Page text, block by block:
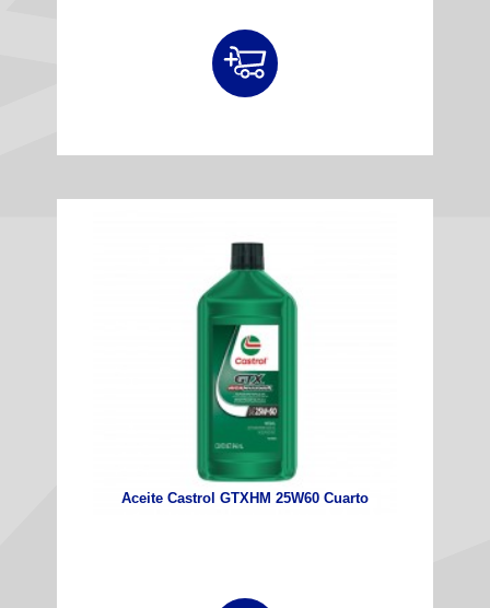
Aceite Castrol GTXHM 25W60 Cuarto